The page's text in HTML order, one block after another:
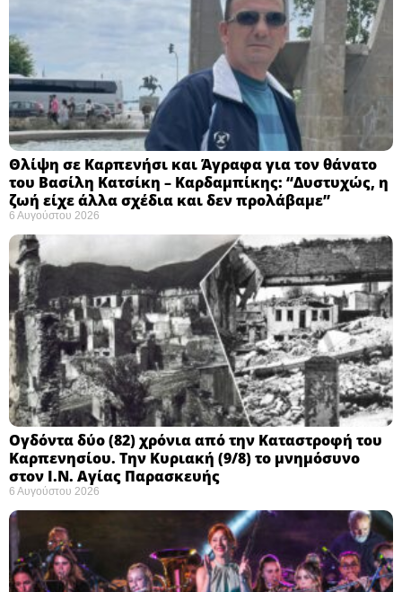
Θλίψη σε Καρπενήσι και Άγραφα για τον θάνατο
του Βασίλη Κατσίκη – Καρδαμπίκης: “Δυστυχώς, η
ζωή είχε άλλα σχέδια και δεν προλάβαμε”
6 Αυγούστου 2026
Ογδόντα δύο (82) χρόνια από την Καταστροφή του
Καρπενησίου. Την Κυριακή (9/8) το μνημόσυνο
στον Ι.Ν. Αγίας Παρασκευής
6 Αυγούστου 2026